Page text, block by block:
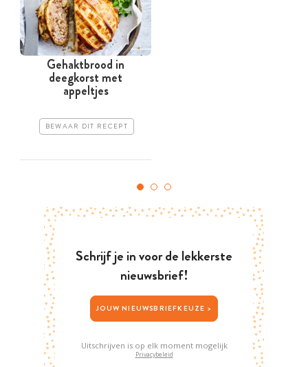
Gehaktbrood in
deegkorst met
appeltjes
BEWAAR DIT RECEPT
Schrijf je in voor de lekkerste
nieuwsbrief!
JOUW NIEUWSBRIEFKEUZE >
Uitschrijven is op elk moment mogelijk
Privacybeleid